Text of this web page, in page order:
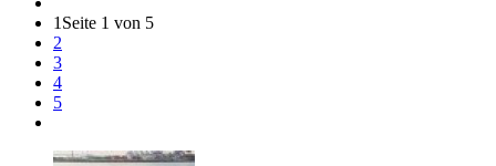
1 Seite 1 von 5
2
3
4
5